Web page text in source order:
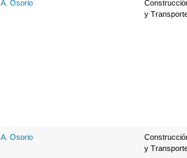
A. Osorio
y
A. Osorio
y